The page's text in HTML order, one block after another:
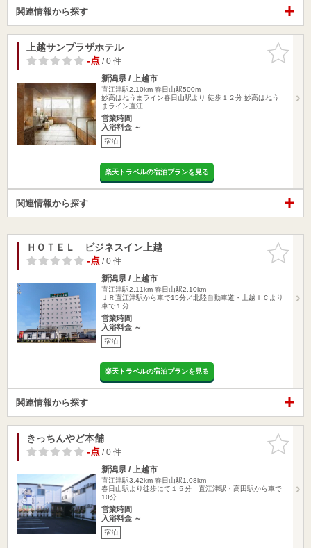
関連情報から探す
お気に入
りに追加
上越サンプラザホテル
-点/ 0 件
新潟県 / 上越市
直江津駅2.10km 春日山駅500m
妙高はねうまライン春日山駅より 徒歩１２分 妙高はねう
まライン直江…
営業時間
入浴料金 ～
宿泊
楽天トラベルの宿泊プランを見る
関連情報から探す
お気に入
りに追加
ＨＯＴＥＬ ビジネスイン上越
-点/ 0 件
新潟県 / 上越市
直江津駅2.11km 春日山駅2.10km
ＪＲ直江津駅から車で15分／北陸自動車道・上越ＩＣより
車で１分
営業時間
入浴料金 ～
宿泊
楽天トラベルの宿泊プランを見る
関連情報から探す
お気に入
りに追加
きっちんやど本舗
-点/ 0 件
新潟県 / 上越市
直江津駅3.42km 春日山駅1.08km
春日山駅より徒歩にて１５分 直江津駅・高田駅から車で
10分
営業時間
入浴料金 ～
宿泊